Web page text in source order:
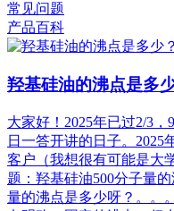
常见问题
产品百科
羟基硅油的沸点是多
大家好！2025年已过2/3
日一答开讲的日子。2025
客户（我想很有可能是大
题：羟基硅油500分子量
量的沸点是多少呀？。。